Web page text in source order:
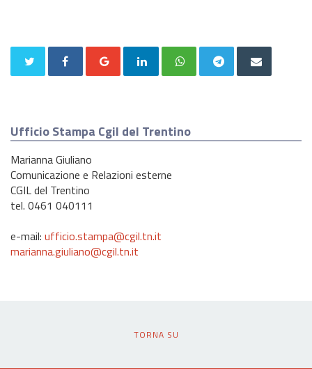
Ufficio Stampa Cgil del Trentino
Marianna Giuliano
Comunicazione e Relazioni esterne
CGIL del Trentino
tel. 0461 040111
e-mail: ufficio.stampa@cgil.tn.it
marianna.giuliano@cgil.tn.it
TORNA SU